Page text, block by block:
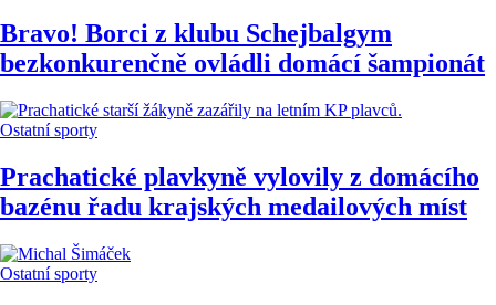
Bravo! Borci z klubu Schejbalgym
bezkonkurenčně ovládli domácí šampionát
Ostatní sporty
Prachatické plavkyně vylovily z domácího
bazénu řadu krajských medailových míst
Ostatní sporty